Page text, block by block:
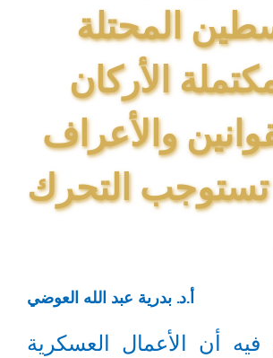
المحتلة
الأركان
والأعراف
تستوجب التحرك
أ.د. بدرية عبد الله العوضي
أن الأعمال العسكرية